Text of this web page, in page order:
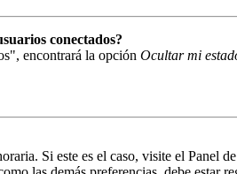
conectados?
encontrará la opción Ocultar mi
Si este es el caso, visite el